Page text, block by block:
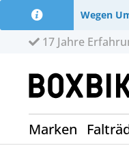
Wegen
17 Jahre
Marken